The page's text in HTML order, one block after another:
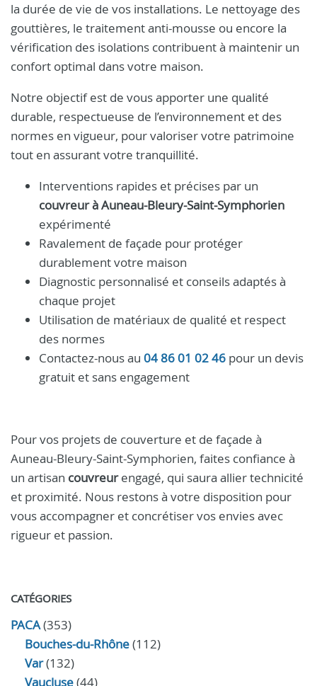
la durée de vie de vos installations. Le nettoyage des
gouttières, le traitement anti-mousse ou encore la
vérification des isolations contribuent à maintenir un
confort optimal dans votre maison.
Notre objectif est de vous apporter une qualité
durable, respectueuse de l’environnement et des
normes en vigueur, pour valoriser votre patrimoine
tout en assurant votre tranquillité.
Interventions rapides et précises par un
couvreur à Auneau-Bleury-Saint-Symphorien
expérimenté
Ravalement de façade pour protéger
durablement votre maison
Diagnostic personnalisé et conseils adaptés à
chaque projet
Utilisation de matériaux de qualité et respect
des normes
Contactez-nous au 04 86 01 02 46 pour un devis
gratuit et sans engagement
Pour vos projets de couverture et de façade à
Auneau-Bleury-Saint-Symphorien, faites confiance à
un artisan couvreurengagé, qui saura allier technicité
et proximité. Nous restons à votre disposition pour
vous accompagner et concrétiser vos envies avec
rigueur et passion.
CATÉGORIES
PACA(353)
Bouches-du-Rhône(112)
Var(132)
Vaucluse(44)